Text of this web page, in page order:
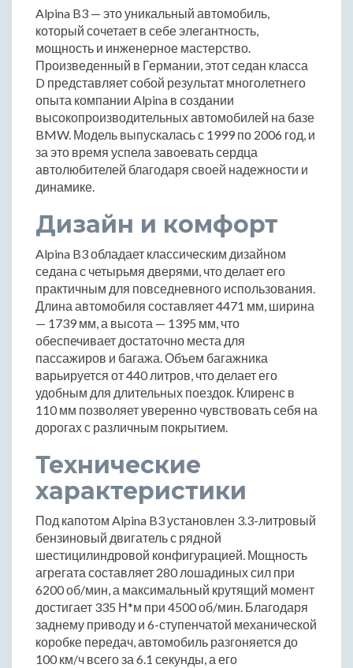
Alpina B3 — это уникальный автомобиль,
который сочетает в себе элегантность,
мощность и инженерное мастерство.
Произведенный в Германии, этот седан класса
D представляет собой результат многолетнего
опыта компании Alpina в создании
высокопроизводительных автомобилей на базе
BMW. Модель выпускалась с 1999 по 2006 год, и
за это время успела завоевать сердца
автолюбителей благодаря своей надежности и
динамике.
Дизайн и комфорт
Alpina B3 обладает классическим дизайном
седана с четырьмя дверями, что делает его
практичным для повседневного использования.
Длина автомобиля составляет 4471 мм, ширина
— 1739 мм, а высота — 1395 мм, что
обеспечивает достаточно места для
пассажиров и багажа. Объем багажника
варьируется от 440 литров, что делает его
удобным для длительных поездок. Клиренс в
110 мм позволяет уверенно чувствовать себя на
дорогах с различным покрытием.
Технические
характеристики
Под капотом Alpina B3 установлен 3.3-литровый
бензиновый двигатель с рядной
шестицилиндровой конфигурацией. Мощность
агрегата составляет 280 лошадиных сил при
6200 об/мин, а максимальный крутящий момент
достигает 335 Н*м при 4500 об/мин. Благодаря
заднему приводу и 6-ступенчатой механической
коробке передач, автомобиль разгоняется до
100 км/ч всего за 6.1 секунды, а его